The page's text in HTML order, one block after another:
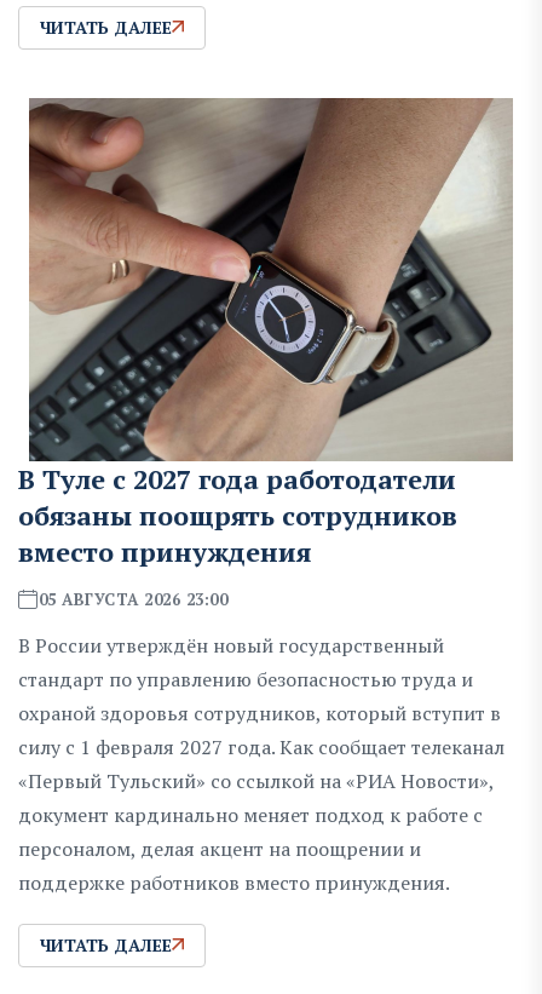
ЧИТАТЬ ДАЛЕЕ
В Туле с 2027 года работодатели
обязаны поощрять сотрудников
вместо принуждения
05 АВГУСТА 2026 23:00
В России утверждён новый государственный
стандарт по управлению безопасностью труда и
охраной здоровья сотрудников, который вступит в
силу с 1 февраля 2027 года. Как сообщает телеканал
«Первый Тульский» со ссылкой на «РИА Новости»,
документ кардинально меняет подход к работе с
персоналом, делая акцент на поощрении и
поддержке работников вместо принуждения.
ЧИТАТЬ ДАЛЕЕ